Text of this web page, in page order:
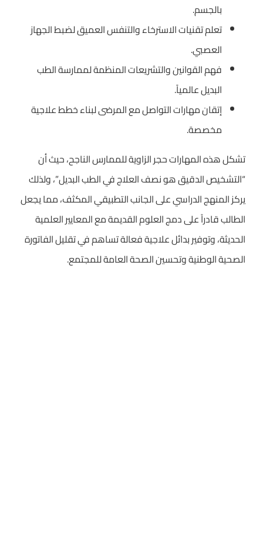
بالجسم.
تعلم تقنيات الاسترخاء والتنفس العميق لضبط الجهاز
العصبي.
فهم القوانين والتشريعات المنظمة لممارسة الطب
البديل عالمياً.
إتقان مهارات التواصل مع المرضى لبناء خطط علاجية
مخصصة.
تشكل هذه المهارات حجر الزاوية للممارس الناجح، حيث أن
“التشخيص الدقيق هو نصف العلاج في الطب البديل”، ولذلك
يركز المنهج الدراسي على الجانب التطبيقي المكثف، مما يجعل
الطالب قادراً على دمج العلوم القديمة مع المعايير العلمية
الحديثة، وتوفير بدائل علاجية فعالة تساهم في تقليل الفاتورة
الصحية الوطنية وتحسين الصحة العامة للمجتمع.